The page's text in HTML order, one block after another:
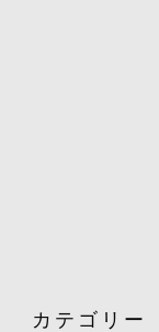
カテゴリー